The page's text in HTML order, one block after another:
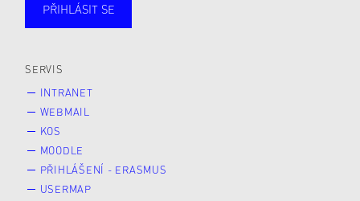
Studující
PŘIHLÁSIT SE
SERVIS
INTRANET
WEBMAIL
KOS
MOODLE
PŘIHLÁŠENÍ - ERASMUS
USERMAP